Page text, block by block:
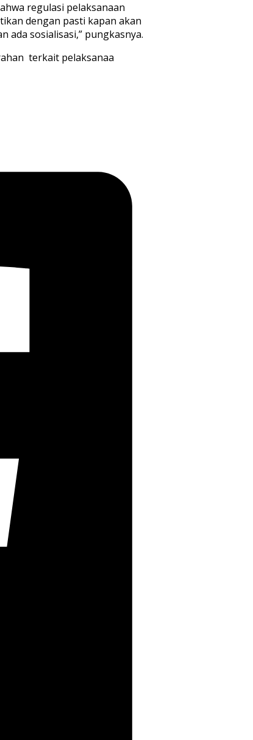
regulasi pelaksanaan
dengan pasti kapan akan
ada sosialisasi,” pungkasnya.
terkait pelaksanaa